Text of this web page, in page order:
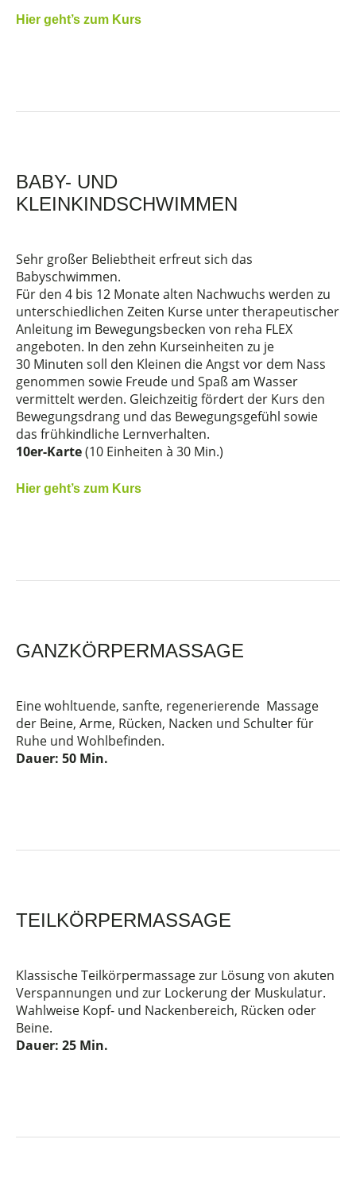
Hier geht’s zum Kurs
BABY- UND
KLEINKINDSCHWIMMEN
Sehr großer Beliebtheit erfreut sich das
Babyschwimmen.
Für den 4 bis 12 Monate alten Nachwuchs werden zu
unterschiedlichen Zeiten Kurse unter therapeutischer
Anleitung im Bewegungsbecken von reha FLEX
angeboten. In den zehn Kurseinheiten zu je
30 Minuten soll den Kleinen die Angst vor dem Nass
genommen sowie Freude und Spaß am Wasser
vermittelt werden. Gleichzeitig fördert der Kurs den
Bewegungsdrang und das Bewegungsgefühl sowie
das frühkindliche Lernverhalten.
10er-Karte(10 Einheiten à 30 Min.)
Hier geht’s zum Kurs
GANZKÖRPERMASSAGE
Eine wohltuende, sanfte, regenerierende Massage
der Beine, Arme, Rücken, Nacken und Schulter für
Ruhe und Wohlbefinden.
Dauer: 50 Min.
TEILKÖRPERMASSAGE
Klassische Teilkörpermassage zur Lösung von akuten
Verspannungen und zur Lockerung der Muskulatur.
Wahlweise Kopf- und Nackenbereich, Rücken oder
Beine.
Dauer: 25 Min.